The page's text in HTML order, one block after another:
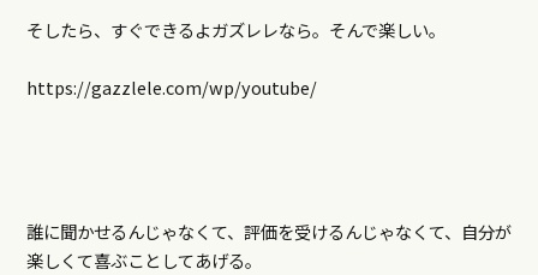
そしたら、すぐできるよガズレレなら。そんで楽しい。
https://gazzlele.com/wp/youtube/
誰に聞かせるんじゃなくて、評価を受けるんじゃなくて、自分が
楽しくて喜ぶことしてあげる。